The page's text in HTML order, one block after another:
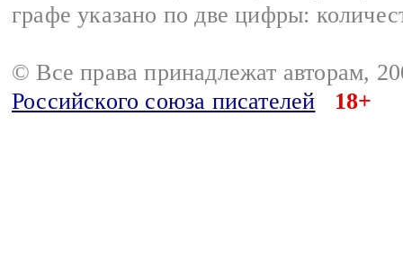
графе указано по две цифры:
© Все права принадлежат авторам,
Российского союза писателей
18+